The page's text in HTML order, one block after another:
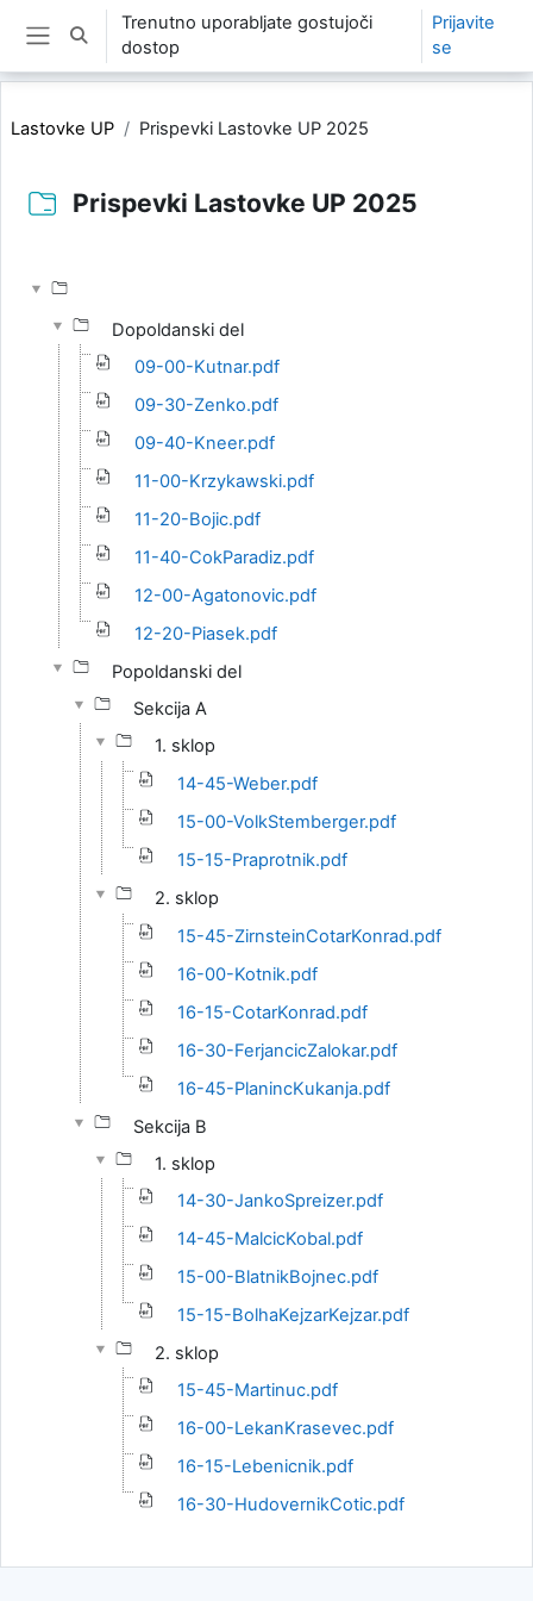
Preskoči na glavno vsebino
Stransko polje
Preklopi iskalni vnos
Trenutno uporabljate gostujoči
dostop
Prijavite
se
Lastovke UP Prispevki Lastovke UP 2025
Prispevki Lastovke UP 2025
Dopoldanski del
09-00-Kutnar.pdf
09-30-Zenko.pdf
09-40-Kneer.pdf
11-00-Krzykawski.pdf
11-20-Bojic.pdf
11-40-CokParadiz.pdf
12-00-Agatonovic.pdf
12-20-Piasek.pdf
Popoldanski del
Sekcija A
1. sklop
14-45-Weber.pdf
15-00-VolkStemberger.pdf
15-15-Praprotnik.pdf
2. sklop
15-45-ZirnsteinCotarKonrad.pdf
16-00-Kotnik.pdf
16-15-CotarKonrad.pdf
16-30-FerjancicZalokar.pdf
16-45-PlanincKukanja.pdf
Sekcija B
1. sklop
14-30-JankoSpreizer.pdf
14-45-MalcicKobal.pdf
15-00-BlatnikBojnec.pdf
15-15-BolhaKejzarKejzar.pdf
2. sklop
15-45-Martinuc.pdf
16-00-LekanKrasevec.pdf
16-15-Lebenicnik.pdf
16-30-HudovernikCotic.pdf